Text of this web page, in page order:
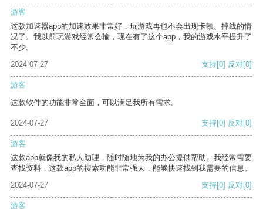
游客
这款加速器app的加速效果非常好，玩游戏再也不会出现卡顿、掉线的情
况了。我以前玩游戏经常会输，现在有了这个app，我的游戏水平提升了
不少。
2024-07-27
支持[0] 反对[0]
游客
这款软件的功能非常全面，可以满足我所有需求。
2024-07-27 支持[0] 反对[0]
游客
这款app就像我的私人助理，随时随地为我的办公提供帮助。我经常需要
查找资料，这款app的搜索功能非常强大，能够快速找到我需要的信息。
2024-07-27
支持[0] 反对[0]
游客